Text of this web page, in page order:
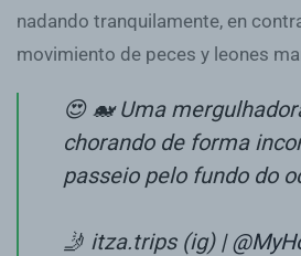
nadando tranquilamente, en
movimiento de peces y leones
😍 🐋 Uma
chorando de forma
passeio pelo fundo do
🤳 itza.trips (ig) |